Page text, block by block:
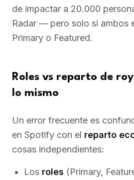
de impactar a 20.000
Radar — pero solo si ambos
Primary o Featured.
Roles vs reparto de
lo mismo
Un error frecuente es
en Spotify con el reparto
cosas independientes:
Los roles (Primary,